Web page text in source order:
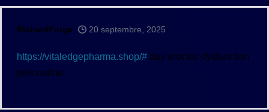
RichardForge 20 septembre, 2025
https://vitaledgepharma.shop/# buy erectile dysfunction
pills online